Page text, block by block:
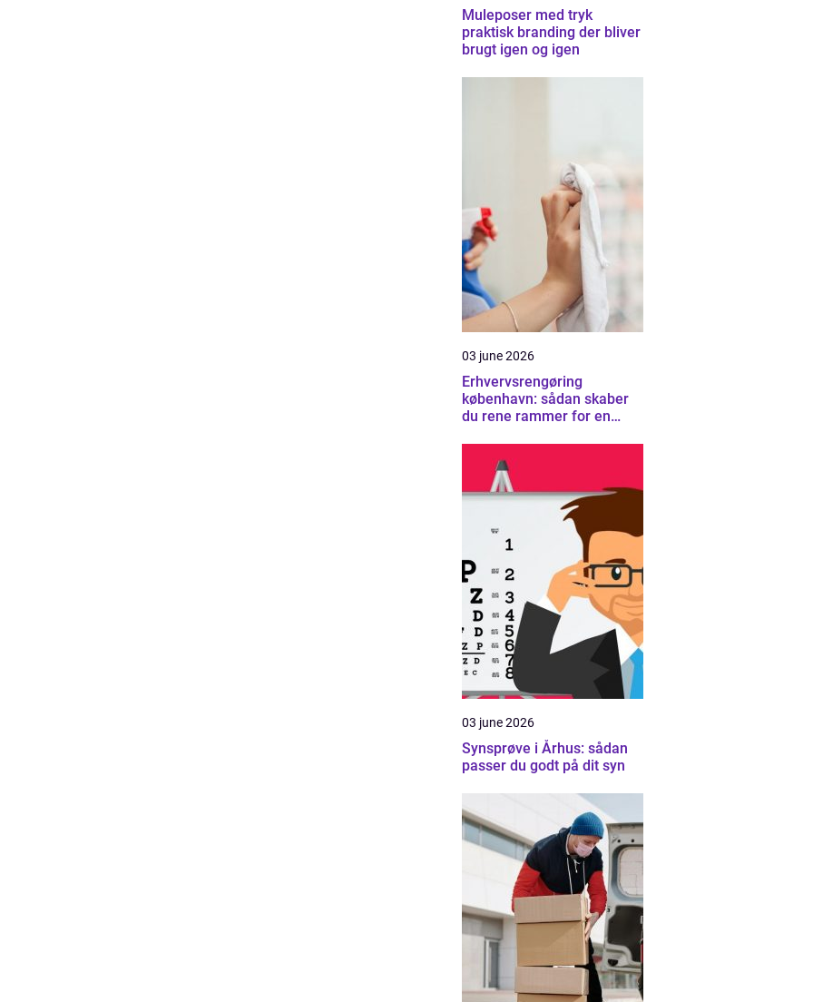
Muleposer med tryk
praktisk branding der bliver
brugt igen og igen
03 june 2026
Erhvervsrengøring
københavn: sådan skaber
du rene rammer for en
03 june 2026
Synsprøve i Århus: sådan
passer du godt på dit syn